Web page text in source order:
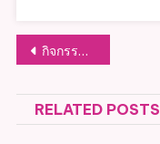
แนะแนว
เรื่อง
กิจกรรมทวนสอบโครงการถังขยะเปียก ลดโลกร้อน รอบที่ 3 (RE-X-RAY) หมู่ที่ 11 ตำบลหัวฝาย
RELATED POSTS